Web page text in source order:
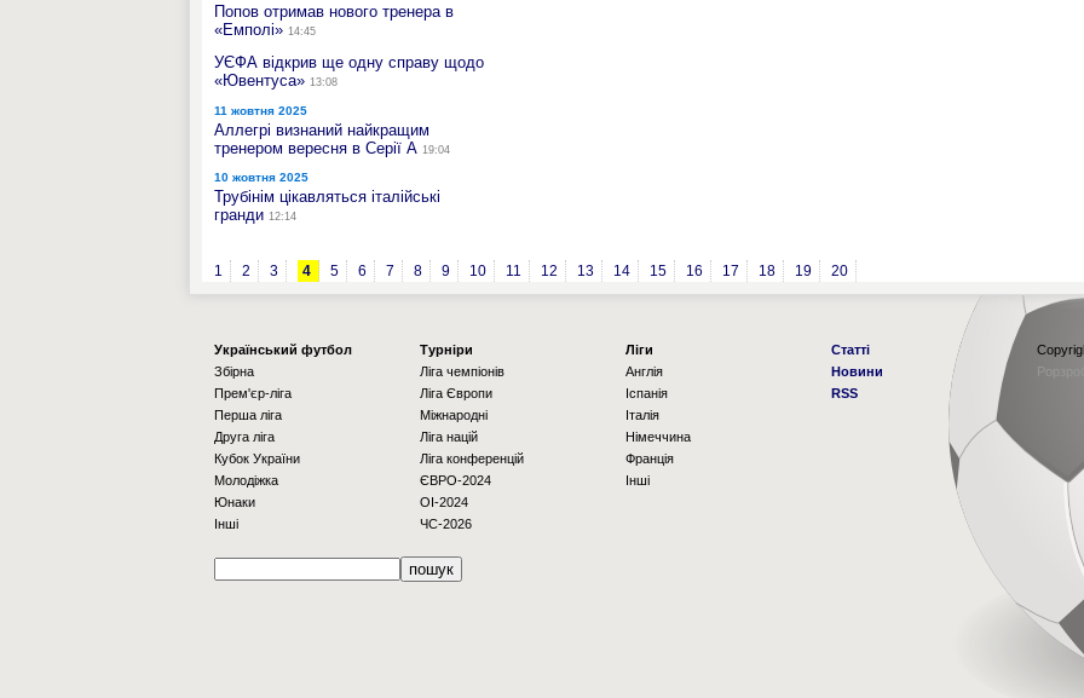
Попов отримав нового тренера в
«Емполі» 14:45
УЄФА відкрив ще одну справу щодо
«Ювентуса» 13:08
11 жовтня 2025
Аллегрі визнаний найкращим
тренером вересня в Серії А 19:04
10 жовтня 2025
Трубінім цікавляться італійські
гранди 12:14
1 2 3 4 5 6 7 8 9 10 11 12 13 14 15 16 17 18 19 20
Українcький футбол
Збірна
Прем'єр-ліга
Перша ліга
Друга ліга
Кубок України
Молодіжка
Юнаки
Інші
Турніри
Ліга чемпіонів
Ліга Європи
Міжнародні
Ліга націй
Ліга конференцій
ЄВРО-2024
OI-2024
ЧС-2026
Ліги
Англія
Іспанія
Італія
Німеччина
Франція
Інші
Статті
Новини
RSS